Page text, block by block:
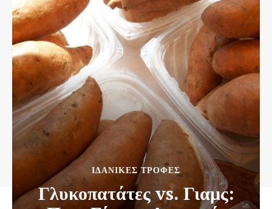
ΙΔΑΝΙΚΈΣ ΤΡΟΦΈΣ
Γλυκοπατάτες vs. Γιαμς: